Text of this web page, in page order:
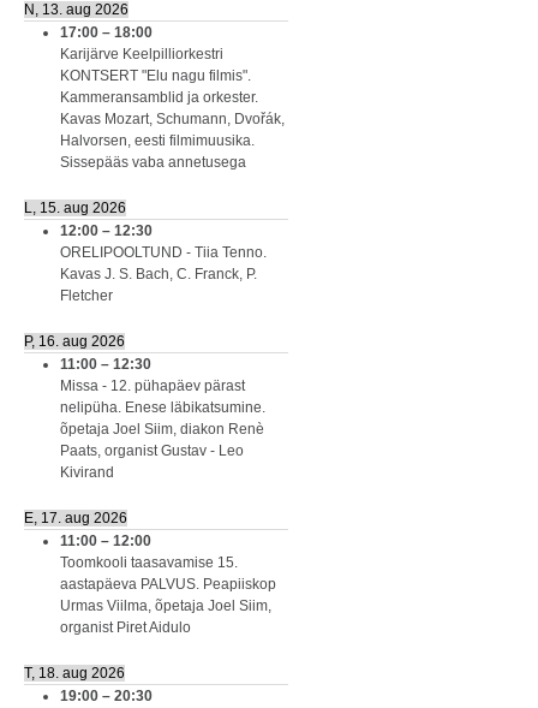
N, 13. aug 2026
17:00 – 18:00
Karijärve Keelpilliorkestri
KONTSERT "Elu nagu filmis".
Kammeransamblid ja orkester.
Kavas Mozart, Schumann, Dvořák,
Halvorsen, eesti filmimuusika.
Sissepääs vaba annetusega
L, 15. aug 2026
12:00 – 12:30
ORELIPOOLTUND - Tiia Tenno.
Kavas J. S. Bach, C. Franck, P.
Fletcher
P, 16. aug 2026
11:00 – 12:30
Missa - 12. pühapäev pärast
nelipüha. Enese läbikatsumine.
õpetaja Joel Siim, diakon Renè
Paats, organist Gustav - Leo
Kivirand
E, 17. aug 2026
11:00 – 12:00
Toomkooli taasavamise 15.
aastapäeva PALVUS. Peapiiskop
Urmas Viilma, õpetaja Joel Siim,
organist Piret Aidulo
T, 18. aug 2026
19:00 – 20:30